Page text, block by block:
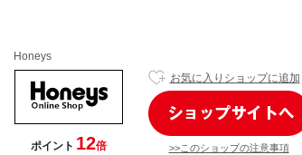
Honeys
ポイント 12倍
お気に入りショップに追加
>>このショップの注意事項